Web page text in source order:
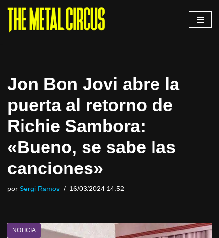
Saltar
Jon Bon Jovi abre la
puerta al retorno de
Richie Sambora:
«Bueno, se sabe las
canciones»
por Sergi Ramos 16/03/2024 14:52
NOTICIA